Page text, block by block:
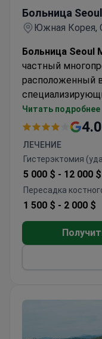
Больница
Южная Корея,
Больница Seoul
частный
расположенный
гинекологии,
косметологии,
000 операций по
матки, а также
недержания
TOT.
Больница Seoul
и принимает
Она является
пациентов из
Читать подробнее
4.0
ЛЕЧЕНИЕ
Гистерэктомия
5 000 $ - 12 000 $
Пересадка
1 500 $ - 2 000 $